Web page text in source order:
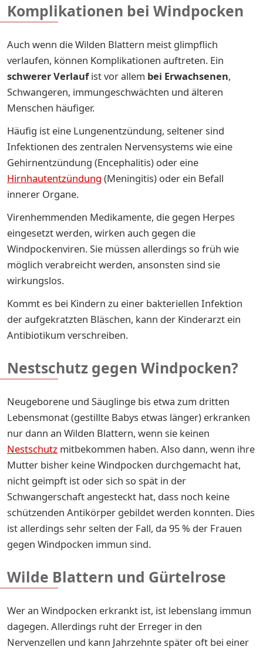
Komplikationen bei Windpocken
Auch wenn die Wilden Blattern meist glimpflich
verlaufen, können Komplikationen auftreten. Ein
schwerer Verlaufist vor allem bei Erwachsenen,
Schwangeren, immungeschwächten und älteren
Menschen häufiger.
Häufig ist eine Lungenentzündung, seltener sind
Infektionen des zentralen Nervensystems wie eine
Gehirnentzündung (Encephalitis) oder eine
Hirnhautentzündung (Meningitis) oder ein Befall
innerer Organe.
Virenhemmenden Medikamente, die gegen Herpes
eingesetzt werden, wirken auch gegen die
Windpockenviren. Sie müssen allerdings so früh wie
möglich verabreicht werden, ansonsten sind sie
wirkungslos.
Kommt es bei Kindern zu einer bakteriellen Infektion
der aufgekratzten Bläschen, kann der Kinderarzt ein
Antibiotikum verschreiben.
Nestschutz gegen Windpocken?
Neugeborene und Säuglinge bis etwa zum dritten
Lebensmonat (gestillte Babys etwas länger) erkranken
nur dann an Wilden Blattern, wenn sie keinen
Nestschutz mitbekommen haben. Also dann, wenn ihre
Mutter bisher keine Windpocken durchgemacht hat,
nicht geimpft ist oder sich so spät in der
Schwangerschaft angesteckt hat, dass noch keine
schützenden Antikörper gebildet werden konnten. Dies
ist allerdings sehr selten der Fall, da 95 % der Frauen
gegen Windpocken immun sind.
Wilde Blattern und Gürtelrose
Wer an Windpocken erkrankt ist, ist lebenslang immun
dagegen. Allerdings ruht der Erreger in den
Nervenzellen und kann Jahrzehnte später oft bei einer